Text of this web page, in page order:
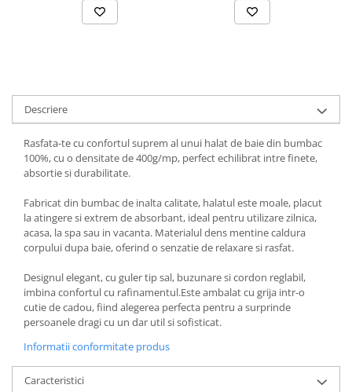
Descriere
Rasfata-te cu confortul suprem al unui halat de baie din bumbac
100%, cu o densitate de 400g/mp, perfect echilibrat intre finete,
absortie si durabilitate.
Fabricat din bumbac de inalta calitate, halatul este moale, placut
la atingere si extrem de absorbant, ideal pentru utilizare zilnica,
acasa, la spa sau in vacanta. Materialul dens mentine caldura
corpului dupa baie, oferind o senzatie de relaxare si rasfat.
Designul elegant, cu guler tip sal, buzunare si cordon reglabil,
imbina confortul cu rafinamentul.Este ambalat cu grija intr-o
cutie de cadou, fiind alegerea perfecta pentru a surprinde
persoanele dragi cu un dar util si sofisticat.
Informatii conformitate produs
Caracteristici